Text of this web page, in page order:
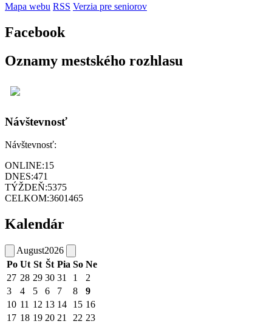
Mapa webu RSS Verzia pre seniorov
Facebook
Oznamy mestského rozhlasu
Návštevnosť
Návštevnosť:
ONLINE:15
DNES:471
TÝŽDEŇ:5375
CELKOM:3601465
Kalendár
August2026
Po Ut St Št Pia So Ne
27 28 29 30 31 1
2
3
4 5 6 7 8
9
10 11 12 13 14 15 16
17 18 19 20 21 22 23